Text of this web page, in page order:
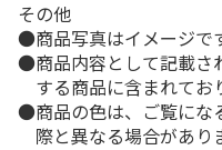
その他
商品写真はイメージで
商品内容として記載さ
する商品に含まれてお
商品の色は、ご覧にな
際と異なる場合があり